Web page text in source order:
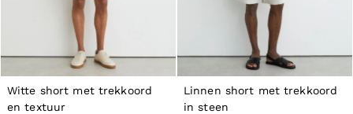
Skirts & Shorts
Trousers & Jeans
Knitwear
Sweats & Hoodies
Shoes & Accessories
All Girls'
98–134cm
Witte short met trekkoord
en textuur
Linnen short met trekkoord
in steen